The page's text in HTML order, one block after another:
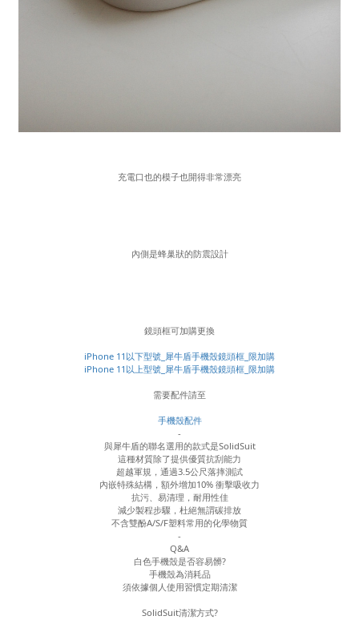
充電口也的模子也開得非常漂亮
內側是蜂巢狀的防震設計
鏡頭框可加購更換
iPhone 11以下型號_犀牛盾手機殼鏡頭框_限加購
iPhone 11以上型號_犀牛盾手機殼鏡頭框_限加購
需要配件請至
手機殼配件
-
與犀牛盾的聯名選用的款式是SolidSuit
這種材質除了提供優質抗刮能力
超越軍規，通過3.5公尺落摔測試
內嵌特殊結構，額外增加10% 衝擊吸收力
抗污、易清理，耐用性佳
減少製程步驟，杜絕無謂碳排放
不含雙酚A/S/F塑料常用的化學物質
-
Q&A
白色手機殼是否容易髒?
手機殼為消耗品
須依據個人使用習慣定期清潔
SolidSuit清潔方式?